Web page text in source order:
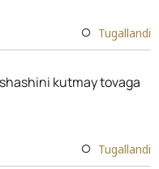
Tugallandi
kutmay tovaga
Tugallandi